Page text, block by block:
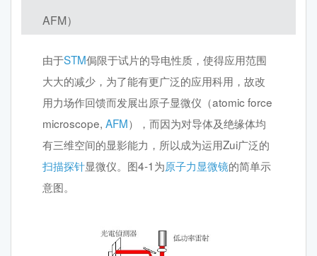
AFM）
由于STM侷限于试片的导电性质，使得应用范围
大大的减少，为了能有更广泛的应用科用，故改
用力场作回馈而发展出原子显微仪（atomic force
microscope, AFM），而因为对导体及绝缘体均
有三维空间的显影能力，所以成为运用Zui广泛的
扫描探针显微仪。图4-1为原子力显微镜的简单示
意图。